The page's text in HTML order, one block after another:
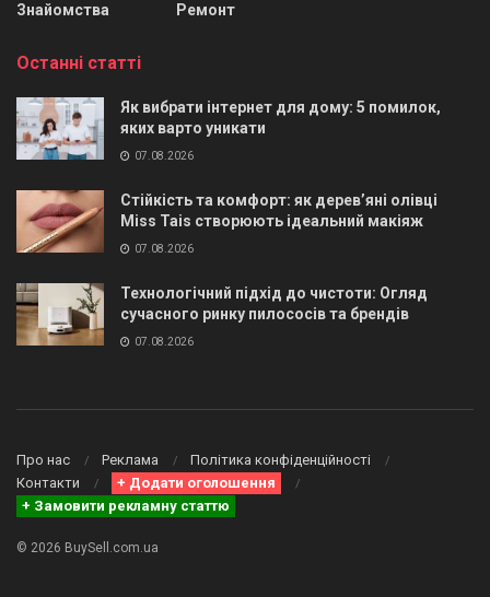
Знайомства
Ремонт
Останні статті
Як вибрати інтернет для дому: 5 помилок,
яких варто уникати
07.08.2026
Стійкість та комфорт: як дерев’яні олівці
Miss Tais створюють ідеальний макіяж
07.08.2026
Технологічний підхід до чистоти: Огляд
сучасного ринку пилососів та брендів
07.08.2026
Про нас Реклама
Політика конфіденційності
Контакти
+ Додати оголошення
+ Замовити рекламну статтю
© 2026 BuySell.com.ua